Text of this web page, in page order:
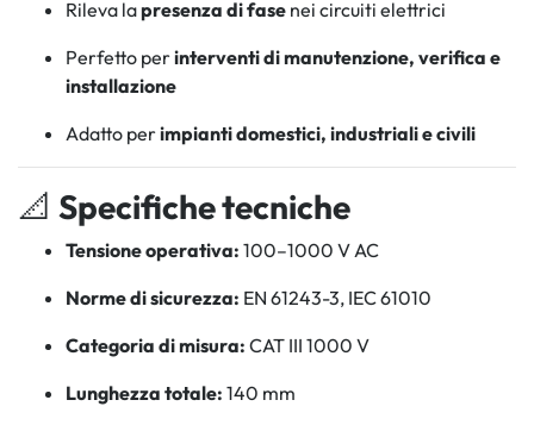
Rileva lapresenza di fase nei circuiti elettrici
Perfetto perinterventi di manutenzione, verifica e
installazione
Adatto perimpianti domestici, industriali e civili
📐 Specifiche tecniche
Tensione operativa: 100–1000 V AC
Norme di sicurezza: EN 61243-3, IEC 61010
Categoria di misura: CAT III 1000 V
Lunghezza totale: 140 mm